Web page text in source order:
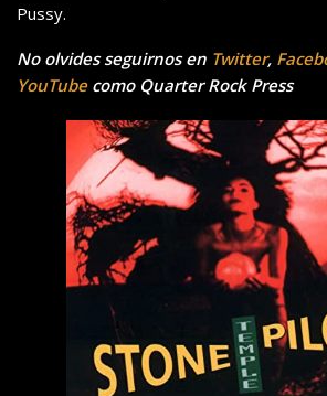
Pussy.
No olvides seguirnos en Twitter,
YouTubecomo Quarter Rock Press